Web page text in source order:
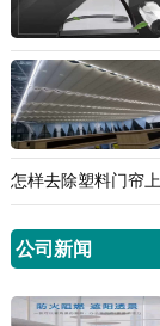
怎样去除塑料门帘
公司新闻